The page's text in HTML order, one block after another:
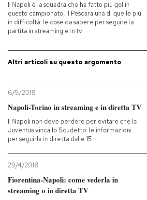
PODCAST
SHOP
AREA PERSONALE
Il Napoli è la squadra che ha fatto più gol in
questo campionato, il Pescara una di quelle più
in difficoltà: le cose da sapere per seguire la
partita in streaming e in tv
Altri articoli su questo argomento
6/5/2018
Napoli-Torino in streaming e in diretta TV
Il Napoli non deve perdere per evitare che la
Juventus vinca lo Scudetto: le informazioni
per seguirla in diretta dalle 15
29/4/2018
Fiorentina-Napoli: come vederla in
streaming o in diretta TV